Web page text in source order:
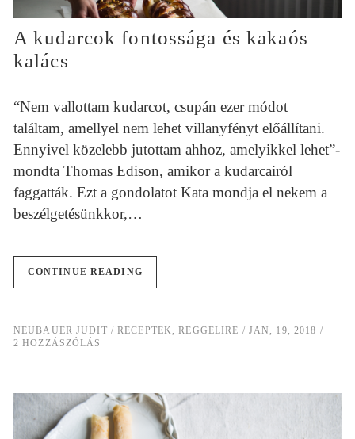
A kudarcok fontossága és kakaós
kalács
“Nem vallottam kudarcot, csupán ezer módot
találtam, amellyel nem lehet villanyfényt előállítani.
Ennyivel közelebb jutottam ahhoz, amelyikkel lehet”-
mondta Thomas Edison, amikor a kudarcairól
faggatták. Ezt a gondolatot Kata mondja el nekem a
beszélgetésünkkor,…
CONTINUE READING
NEUBAUER JUDIT RECEPTEK ,REGGELIRE
JAN, 19, 2018
2 HOZZÁSZÓLÁS